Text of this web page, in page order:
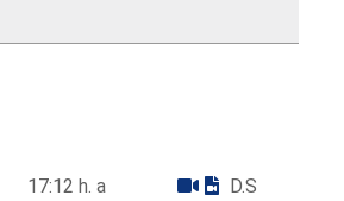
17:12 h. a
D.S